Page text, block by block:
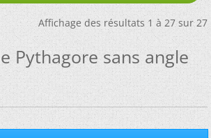
Affichage des résultats 1 à 27 sur 27
Pythagore sans angle